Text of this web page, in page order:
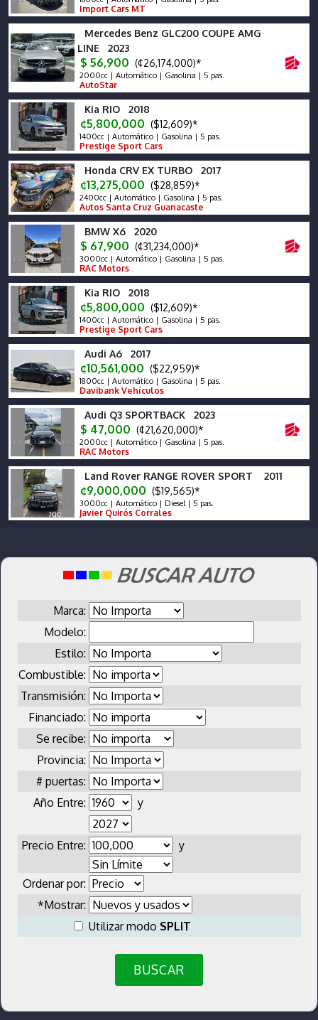
Import Cars MT
Mercedes Benz GLC200 COUPE AMG
LINE 2023
$ 56,900 (¢26,174,000)*
2000cc | Automático | Gasolina | 5 pas.
AutoStar
Kia RIO 2018
¢5,800,000 ($12,609)*
1400cc | Automático | Gasolina | 5 pas.
Prestige Sport Cars
Honda CRV EX TURBO 2017
¢13,275,000 ($28,859)*
2400cc | Automático | Gasolina | 5 pas.
Autos Santa Cruz Guanacaste
BMW X6 2020
$ 67,900 (¢31,234,000)*
3000cc | Automático | Gasolina | 5 pas.
RAC Motors
Kia RIO 2018
¢5,800,000 ($12,609)*
1400cc | Automático | Gasolina | 5 pas.
Prestige Sport Cars
Audi A6 2017
¢10,561,000 ($22,959)*
1800cc | Automático | Gasolina | 5 pas.
Davibank Vehículos
Audi Q3 SPORTBACK 2023
$ 47,000 (¢21,620,000)*
2000cc | Automático | Gasolina | 5 pas.
RAC Motors
Land Rover RANGE ROVER SPORT 2011
¢9,000,000 ($19,565)*
3000cc | Automático | Diesel | 5 pas.
Javier Quirós Corrales
Marca:
Modelo:
Estilo:
Combustible:
Transmisión:
Financiado:
Se recibe:
Provincia:
# puertas:
Año Entre:
y
Precio Entre: y
Ordenar por:
*Mostrar:
Utilizar modo SPLIT
BUSCAR